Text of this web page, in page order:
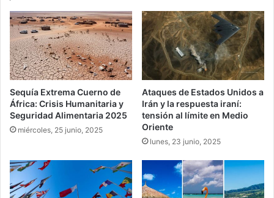
Sequía Extrema Cuerno de
África: Crisis Humanitaria y
Seguridad Alimentaria 2025
miércoles, 25 junio, 2025
Ataques de Estados Unidos a
Irán y la respuesta iraní:
tensión al límite en Medio
Oriente
lunes, 23 junio, 2025